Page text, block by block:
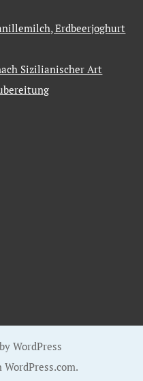
Erdbeerjoghurt
Sizilianischer Art
WordPress
WordPress.com.